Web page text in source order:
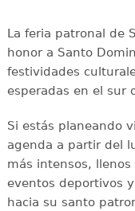
La feria patronal de
honor a Santo
festividades
esperadas en el sur
Si estás planeando
agenda a partir del
más intensos,
eventos deportivos
hacia su santo